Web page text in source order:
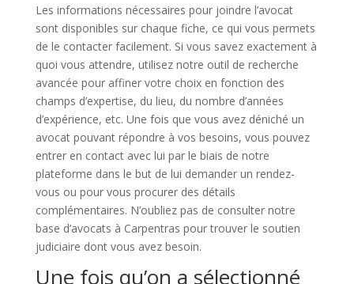
Les informations nécessaires pour joindre l’avocat
sont disponibles sur chaque fiche, ce qui vous permets
de le contacter facilement. Si vous savez exactement à
quoi vous attendre, utilisez notre outil de recherche
avancée pour affiner votre choix en fonction des
champs d’expertise, du lieu, du nombre d’années
d’expérience, etc. Une fois que vous avez déniché un
avocat pouvant répondre à vos besoins, vous pouvez
entrer en contact avec lui par le biais de notre
plateforme dans le but de lui demander un rendez-
vous ou pour vous procurer des détails
complémentaires. N’oubliez pas de consulter notre
base d’avocats à Carpentras pour trouver le soutien
judiciaire dont vous avez besoin.
Une fois qu’on a sélectionné